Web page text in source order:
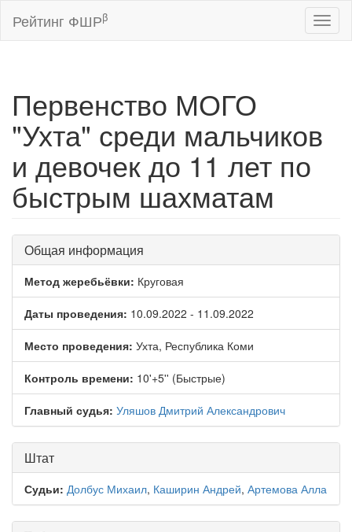
Рейтинг ФШРβ
Первенство МОГО
"Ухта" среди мальчиков
и девочек до 11 лет по
быстрым шахматам
Общая информация
Метод жеребьёвки: Круговая
Даты проведения: 10.09.2022 - 11.09.2022
Место проведения: Ухта, Республика Коми
Контроль времени: 10'+5'' (Быстрые)
Главный судья: Уляшов Дмитрий Александрович
Штат
Судьи: Долбус Михаил, Каширин Андрей, Артемова Алла